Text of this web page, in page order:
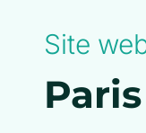
Site